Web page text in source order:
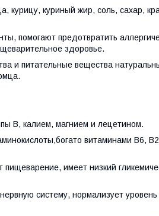
курицу, куриный жир, соль, сахар,
помогают предотвратить
здоровье.
и питательные вещества
В, калием, магнием и лецетином.
витаминами В6,
пищеварение, имеет низкий
систему, нормализует уровень